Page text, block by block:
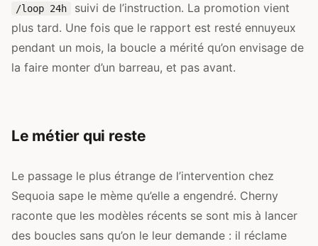
/loop 24h
suivi de l’instruction. La promotion vient
plus tard. Une fois que le rapport est resté ennuyeux
pendant un mois, la boucle a mérité qu’on envisage de
la faire monter d’un barreau, et pas avant.
Le métier qui reste
Le passage le plus étrange de l’intervention chez
Sequoia sape le mème qu’elle a engendré. Cherny
raconte que les modèles récents se sont mis à lancer
des boucles sans qu’on le leur demande : il réclame